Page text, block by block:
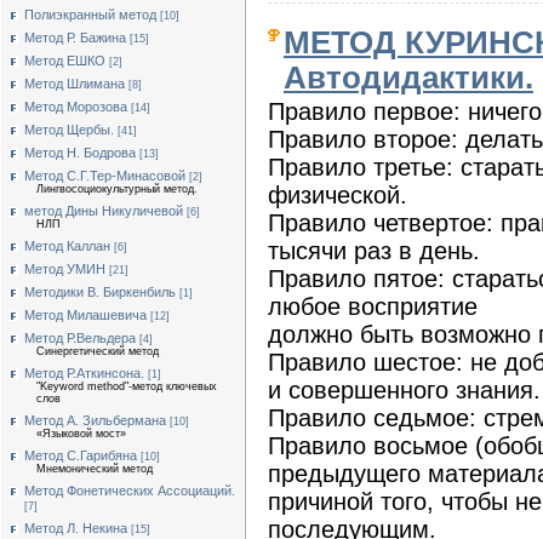
Полиэкранный метод [10]
Метод Р. Бажина [15]
Метод ЕШКО [2]
Метод Шлимана [8]
Метод Морозова [14]
Метод Щербы. [41]
Метод Н. Бодрова [13]
Метод С.Г.Тер-Минасовой [2]
Лингвосоциокультурный метод.
метод Дины Никуличевой [6]
НЛП
Метод Каллан [6]
Метод УМИН [21]
Методики В. Биркенбиль [1]
Метод Милашевича [12]
Метод Р.Вельдера [4]
Синергетический метод
Метод Р.Аткинсона.
[1]
"Keyword method"-метод ключевых
слов
Метод А. Зильбермана [10]
«Языковой мост»
Метод С.Гарибяна [10]
Мнемонический метод
Метод Фонетических Ассоциаций.
[7]
Метод Л. Некина [15]
МЕТОД
Автодидактики.
Правило первое:
Правило второе:
Правило третье:
физической.
Правило четвертое:
тысячи раз в день.
Правило пятое:
любое восприятие
должно быть возможно
Правило шестое: не
и совершенного знания.
Правило седьмое:
Правило восьмое
предыдущего
причиной того, чтобы
последующим.